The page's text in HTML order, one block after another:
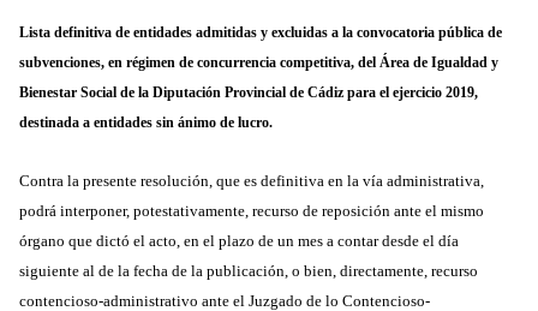
Lista definitiva de entidades admitidas y excluidas a la convocatoria pública de
subvenciones, en régimen de concurrencia competitiva, del Área de Igualdad y
Bienestar Social de la Diputación Provincial de Cádiz para el ejercicio 2019,
destinada a entidades sin ánimo de lucro.
Contra la presente resolución, que es definitiva en la vía administrativa,
podrá interponer, potestativamente, recurso de reposición ante el mismo
órgano que dictó el acto, en el plazo de un mes a contar desde el día
siguiente al de la fecha de la publicación, o bien, directamente, recurso
contencioso-administrativo ante el Juzgado de lo Contencioso-